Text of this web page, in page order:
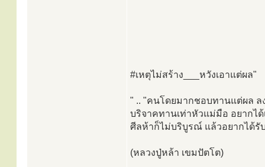
#เหตุไม่สร้าง___หวังเอาแต่ผล"
" .. "คนโดยมากชอบทานแต่ผล ล
บริจาคทานเท่าหัวแม่มือ อยากไ
ศีลห้าก็ไม่บริบูรณ์ แล้วอยากได้รั
(หลวงปู่หล้า เขมปัตโต)